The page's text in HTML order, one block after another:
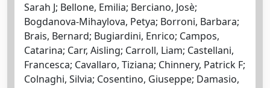
Sarah J; Bellone, Emilia; Berciano, Josè;
Bogdanova-Mihaylova, Petya; Borroni, Barbara;
Brais, Bernard; Bugiardini, Enrico; Campos,
Catarina; Carr, Aisling; Carroll, Liam; Castellani,
Francesca; Cavallaro, Tiziana; Chinnery, Patrick F;
Colnaghi, Silvia; Cosentino, Giuseppe; Damasio,